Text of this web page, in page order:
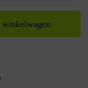
winkelwagen